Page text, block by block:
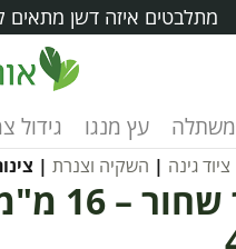
מתלבטים איזה דשן
משתלה עץ מנגו גידול
ציוד גינה | השקיה וצנרת| צינור שחור –